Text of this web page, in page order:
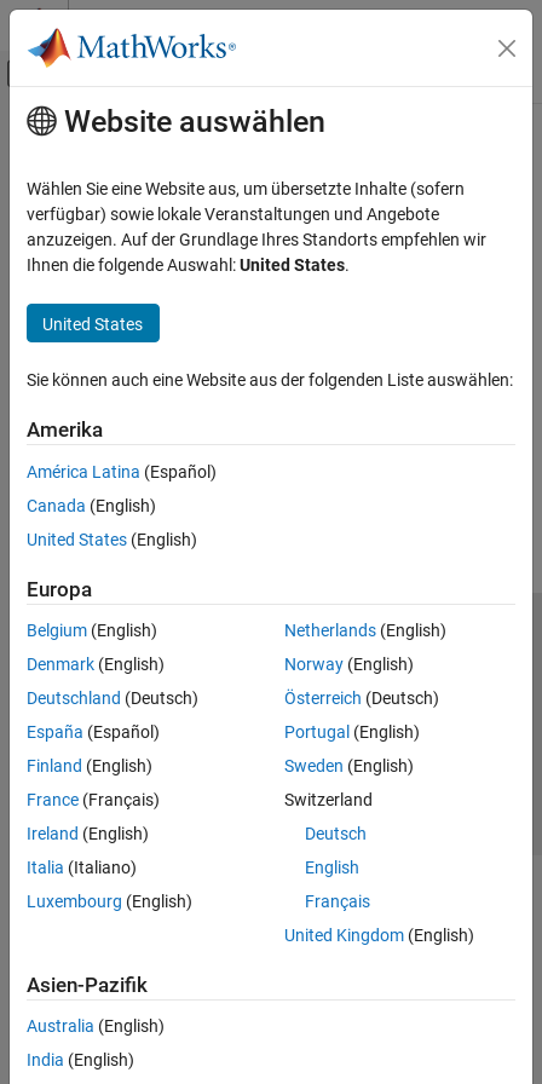
Weiter zum Inhalt
Umschaltung für Off-Canvas-
Startseite der Dokumentation
Hauptinhalt
How useful was this information?
Website auswählen
Wählen Sie eine Website aus, um übersetzte Inhalte (sofern
verfügbar) sowie lokale Veranstaltungen und Angebote
anzuzeigen. Auf der Grundlage Ihres Standorts empfehlen wir
Ihnen die folgende Auswahl:United States.
United States
Sie können auch eine Website aus der folgenden Liste auswählen:
Amerika
América Latina (Español)
Canada (English)
United States (English)
Europa
Belgium (English)
Denmark (English)
Deutschland (Deutsch)
España (Español)
Finland (English)
France (Français)
Ireland (English)
Italia (Italiano)
Luxembourg (English)
Netherlands(English)
Norway(English)
Österreich (Deutsch)
Portugal (English)
Sweden (English)
Switzerland
Deutsch
English
Français
United Kingdom(English)
Asien-Pazifik
Australia (English)
India (English)
Trust Center
Datenschutz-Richtlinien
Datendiebstahl verhindern
Status von Anwendungen
© 1994-2026 The MathWorks, Inc.
Website auswählen
Deutschland